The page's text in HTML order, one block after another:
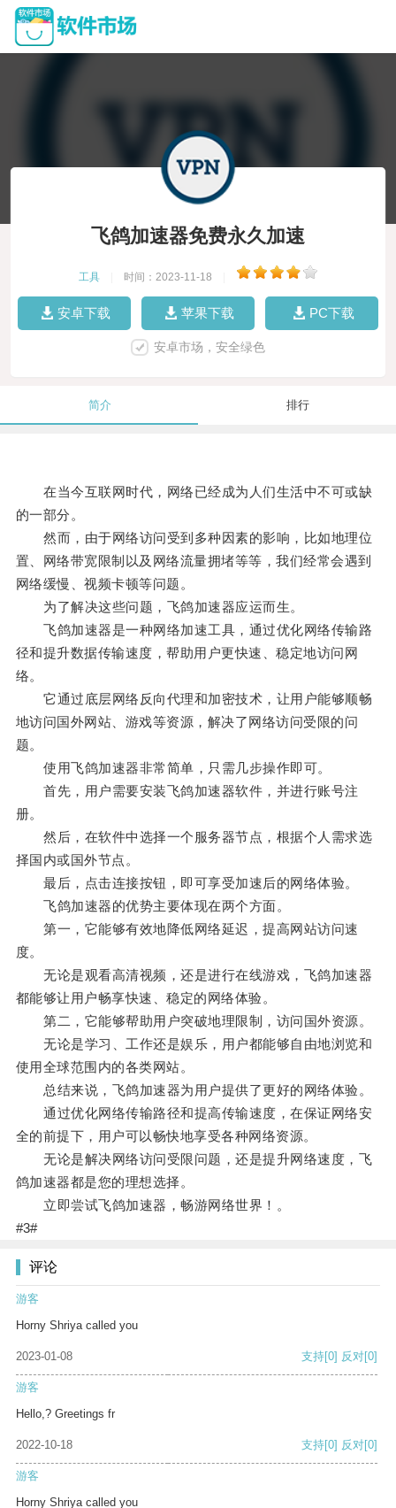
飞鸽加速器免费永久加速
工具 时间：2023-11-18
安卓下载 苹果下载 PC下载
安卓市场，安全绿色
简介 排行
在当今互联网时代，网络已经成为人们生活中不可或缺
的一部分。
然而，由于网络访问受到多种因素的影响，比如地理位
置、网络带宽限制以及网络流量拥堵等等，我们经常会遇到
网络缓慢、视频卡顿等问题。
为了解决这些问题，飞鸽加速器应运而生。
飞鸽加速器是一种网络加速工具，通过优化网络传输路
径和提升数据传输速度，帮助用户更快速、稳定地访问网
络。
它通过底层网络反向代理和加密技术，让用户能够顺畅
地访问国外网站、游戏等资源，解决了网络访问受限的问
题。
使用飞鸽加速器非常简单，只需几步操作即可。
首先，用户需要安装飞鸽加速器软件，并进行账号注
册。
然后，在软件中选择一个服务器节点，根据个人需求选
择国内或国外节点。
最后，点击连接按钮，即可享受加速后的网络体验。
飞鸽加速器的优势主要体现在两个方面。
第一，它能够有效地降低网络延迟，提高网站访问速
度。
无论是观看高清视频，还是进行在线游戏，飞鸽加速器
都能够让用户畅享快速、稳定的网络体验。
第二，它能够帮助用户突破地理限制，访问国外资源。
无论是学习、工作还是娱乐，用户都能够自由地浏览和
使用全球范围内的各类网站。
总结来说，飞鸽加速器为用户提供了更好的网络体验。
通过优化网络传输路径和提高传输速度，在保证网络安
全的前提下，用户可以畅快地享受各种网络资源。
无论是解决网络访问受限问题，还是提升网络速度，飞
鸽加速器都是您的理想选择。
立即尝试飞鸽加速器，畅游网络世界！。
#3#
评论
游客
Horny Shriya called you
2023-01-08 支持[0] 反对[0]
游客
Hello,? Greetings fr
2022-10-18 支持[0] 反对[0]
游客
Horny Shriya called you